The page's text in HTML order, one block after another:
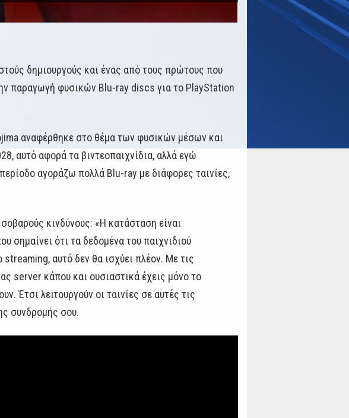
δημιουργούς και ένας από τους πρώτους που
παραγωγή φυσικών Blu-ray discs για το PlayStation
αναφέρθηκε στο θέμα των φυσικών μέσων και
αυτό αφορά τα βιντεοπαιχνίδια, αλλά εγώ
αγοράζω πολλά Blu-ray με διάφορες ταινίες,
κινδύνους: «Η κατάσταση είναι
σημαίνει ότι τα δεδομένα του παιχνιδιού
αυτό δεν θα ισχύει πλέον. Με τις
server κάπου και ουσιαστικά έχεις μόνο το
Έτσι λειτουργούν οι ταινίες σε αυτές τις
συνδρομής σου.